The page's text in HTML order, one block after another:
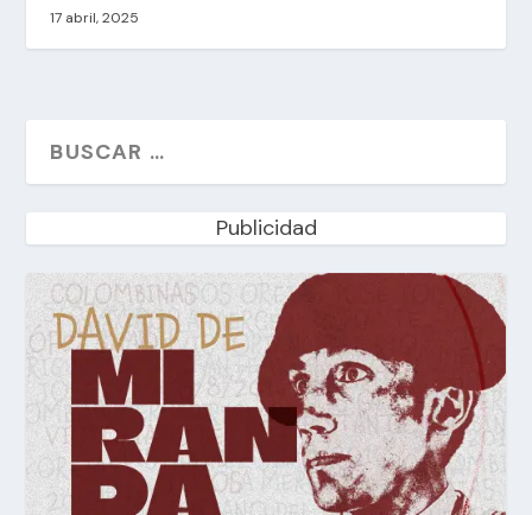
17 abril, 2025
Publicidad